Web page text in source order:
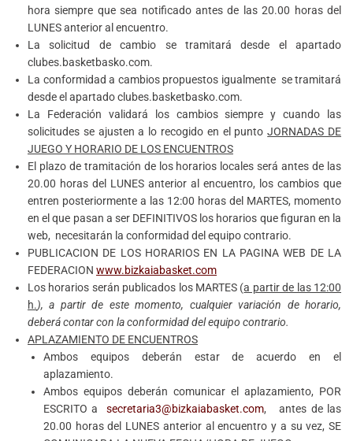
hora siempre que sea notificado antes de las 20.00 horas del
LUNES anterior al encuentro.
La solicitud de cambio se tramitará desde el apartado
clubes.basketbasko.com.
La conformidad a cambios propuestos igualmente se tramitará
desde el apartado clubes.basketbasko.com.
La Federación validará los cambios siempre y cuando las
solicitudes se ajusten a lo recogido en el puntoJORNADAS DE
JUEGO Y HORARIO DE LOS ENCUENTROS
El plazo de tramitación de los horarios locales será antes de las
20.00 horas del LUNES anterior al encuentro, los cambios que
entren posteriormente a las 12:00 horas del MARTES, momento
en el que pasan a ser DEFINITIVOS los horarios que figuran en la
web, necesitarán la conformidad del equipo contrario.
PUBLICACION DE LOS HORARIOS EN LA PAGINA WEB DE LA
FEDERACION www.bizkaiabasket.com
Los horarios serán publicados los MARTES (a partir de las 12:00
h.), a partir de este momento, cualquier variación de horario,
deberá contar con la conformidad del equipo contrario.
APLAZAMIENTO DE ENCUENTROS
Ambos equipos deberán estar de acuerdo en el
aplazamiento.
Ambos equipos deberán comunicar el aplazamiento, POR
ESCRITO asecretaria3@bizkaiabasket.com, antes de las
20.00 horas del LUNES anterior al encuentro y a su vez, SE